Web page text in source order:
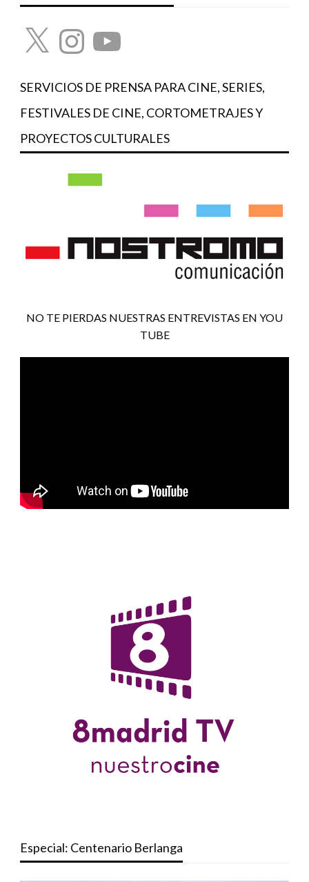
X InstagramYouTube
SERVICIOS DE PRENSA PARA CINE, SERIES,
FESTIVALES DE CINE, CORTOMETRAJES Y
PROYECTOS CULTURALES
NO TE PIERDAS NUESTRAS ENTREVISTAS EN YOU
TUBE
Especial: Centenario Berlanga